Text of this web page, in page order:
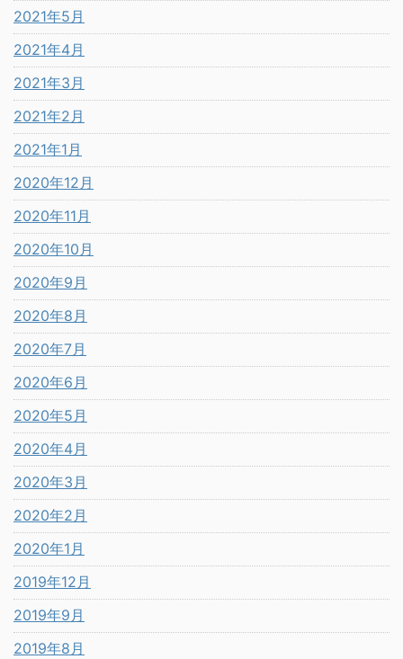
2021年5月
2021年4月
2021年3月
2021年2月
2021年1月
2020年12月
2020年11月
2020年10月
2020年9月
2020年8月
2020年7月
2020年6月
2020年5月
2020年4月
2020年3月
2020年2月
2020年1月
2019年12月
2019年9月
2019年8月